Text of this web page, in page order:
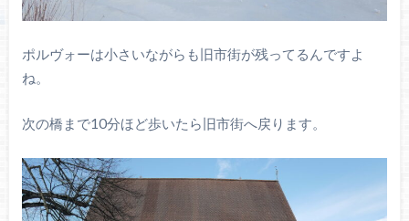
ポルヴォーは小さいながらも旧市街が残ってるんですよ
ね。
次の橋まで10分ほど歩いたら旧市街へ戻ります。